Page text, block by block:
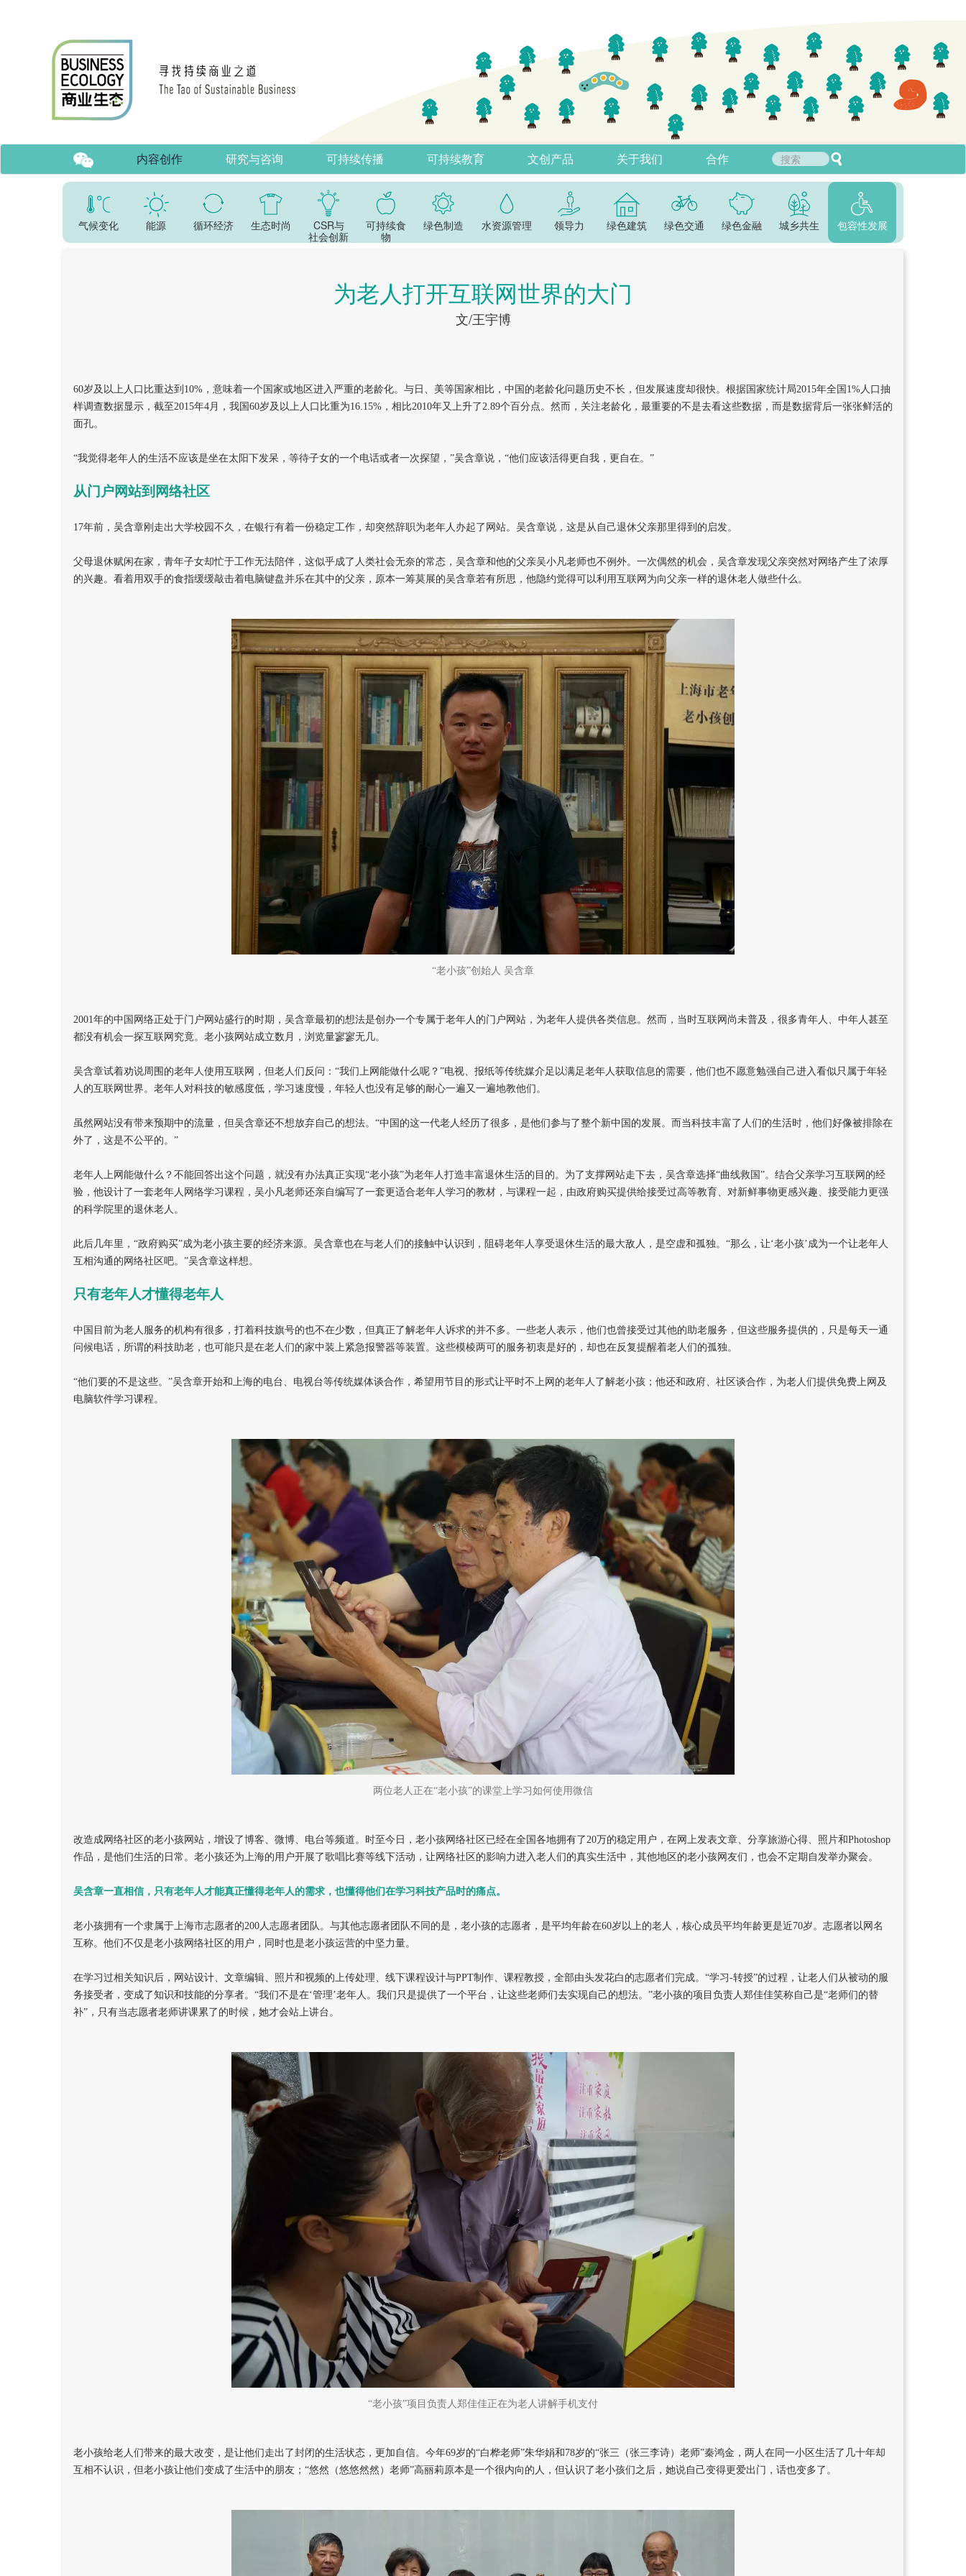
内容创作 研究与咨询 可持续传播 可持续教育 文创产品 关于我们 合作
气候变化 能源 循环经济 生态时尚
CSR与
社会创新
可持续食
物
绿色制造 水资源管理 领导力 绿色建筑 绿色交通 绿色金融 城乡共生 包容性发展
为老人打开互联网世界的大门
文/王宇博
60岁及以上人口比重达到10%，意味着一个国家或地区进入严重的老龄化。与日、美等国家相比，中国的老龄化问题历史不长，但发展速度却很快。根据国家统计局2015年全国1%人口抽
样调查数据显示，截至2015年4月，我国60岁及以上人口比重为16.15%，相比2010年又上升了2.89个百分点。然而，关注老龄化，最重要的不是去看这些数据，而是数据背后一张张鲜活的
面孔。
“我觉得老年人的生活不应该是坐在太阳下发呆，等待子女的一个电话或者一次探望，”吴含章说，“他们应该活得更自我，更自在。”
从门户网站到网络社区
17年前，吴含章刚走出大学校园不久，在银行有着一份稳定工作，却突然辞职为老年人办起了网站。吴含章说，这是从自己退休父亲那里得到的启发。
父母退休赋闲在家，青年子女却忙于工作无法陪伴，这似乎成了人类社会无奈的常态，吴含章和他的父亲吴小凡老师也不例外。一次偶然的机会，吴含章发现父亲突然对网络产生了浓厚
的兴趣。看着用双手的食指缓缓敲击着电脑键盘并乐在其中的父亲，原本一筹莫展的吴含章若有所思，他隐约觉得可以利用互联网为向父亲一样的退休老人做些什么。
“老小孩”创始人 吴含章
2001 年的中国网络正处于门户网站盛行的时期，吴含章最初的想法是创办一个专属于老年人的门户网站，为老年人提供各类信息。然而，当时互联网尚未普及，很多青年人、中年人甚至
都没有机会一探互联网究竟。老小孩网站成立数月，浏览量寥寥无几。
吴含章试着劝说周围的老年人使用互联网，但老人们反问：“我们上网能做什么呢？”电视、报纸等传统媒介足以满足老年人获取信息的需要，他们也不愿意勉强自己进入看似只属于年轻
人的互联网世界。老年人对科技的敏感度低，学习速度慢，年轻人也没有足够的耐心一遍又一遍地教他们。
虽然网站没有带来预期中的流量，但吴含章还不想放弃自己的想法。“中国的这一代老人经历了很多，是他们参与了整个新中国的发展。而当科技丰富了人们的生活时，他们好像被排除在
外了，这是不公平的。”
老年人上网能做什么？不能回答出这个问题，就没有办法真正实现“老小孩”为老年人打造丰富退休生活的目的。为了支撑网站走下去，吴含章选择“曲线救国”。结合父亲学习互联网的经
验，他设计了一套老年人网络学习课程，吴小凡老师还亲自编写了一套更适合老年人学习的教材，与课程一起，由政府购买提供给接受过高等教育、对新鲜事物更感兴趣、接受能力更强
的科学院里的退休老人。
此后几年里，“政府购买”成为老小孩主要的经济来源。吴含章也在与老人们的接触中认识到，阻碍老年人享受退休生活的最大敌人，是空虚和孤独。“那么，让‘老小孩’成为一个让老年人
互相沟通的网络社区吧。”吴含章这样想。
只有老年人才懂得老年人
中国目前为老人服务的机构有很多，打着科技旗号的也不在少数，但真正了解老年人诉求的并不多。一些老人表示，他们也曾接受过其他的助老服务，但这些服务提供的，只是每天一通
问候电话，所谓的科技助老，也可能只是在老人们的家中装上紧急报警器等装置。这些模棱两可的服务初衷是好的，却也在反复提醒着老人们的孤独。
“他们要的不是这些。”吴含章开始和上海的电台、电视台等传统媒体谈合作，希望用节目的形式让平时不上网的老年人了解老小孩；他还和政府、社区谈合作，为老人们提供免费上网及
电脑软件学习课程。
两位老人正在“老小孩”的课堂上学习如何使用微信
改造成网络社区的老小孩网站，增设了博客、微博、电台等频道。时至今日，老小孩网络社区已经在全国各地拥有了20万的稳定用户，在网上发表文章、分享旅游心得、照片和Photoshop
作品，是他们生活的日常。老小孩还为上海的用户开展了歌唱比赛等线下活动，让网络社区的影响力进入老人们的真实生活中，其他地区的老小孩网友们，也会不定期自发举办聚会。
吴含章一直相信，只有老年人才能真正懂得老年人的需求，也懂得他们在学习科技产品时的痛点。
老小孩拥有一个隶属于上海市志愿者的200人志愿者团队。与其他志愿者团队不同的是，老小孩的志愿者，是平均年龄在60岁以上的老人，核心成员平均年龄更是近70岁。志愿者以网名
互称。他们不仅是老小孩网络社区的用户，同时也是老小孩运营的中坚力量。
在学习过相关知识后，网站设计、文章编辑、照片和视频的上传处理、线下课程设计与PPT制作、课程教授，全部由头发花白的志愿者们完成。“学习-转授”的过程，让老人们从被动的服
务接受者，变成了知识和技能的分享者。“我们不是在‘管理’老年人。我们只是提供了一个平台，让这些老师们去实现自己的想法。”老小孩的项目负责人郑佳佳笑称自己是“老师们的替
补”，只有当志愿者老师讲课累了的时候，她才会站上讲台。
“老小孩”项目负责人郑佳佳正在为老人讲解手机支付
老小孩给老人们带来的最大改变，是让他们走出了封闭的生活状态，更加自信。今年69岁的“白桦老师”朱华娟和78岁的“张三（张三李诗）老师”秦鸿金，两人在同一小区生活了几十年却
互相不认识，但老小孩让他们变成了生活中的朋友；“悠然（悠悠然然）老师”高丽莉原本是一个很内向的人，但认识了老小孩们之后，她说自己变得更爱出门，话也变多了。